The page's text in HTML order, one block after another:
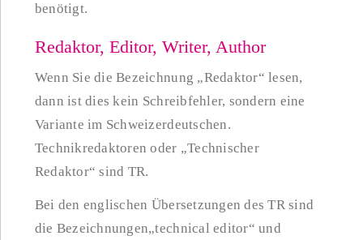
benötigt.
Redaktor, Editor, Writer, Author
Wenn Sie die Bezeichnung „Redaktor“ lesen,
dann ist dies kein Schreibfehler, sondern eine
Variante im Schweizerdeutschen.
Technikredaktoren oder „Technischer
Redaktor“ sind TR.
Bei den englischen Übersetzungen des TR sind
die Bezeichnungen„technical editor“ und